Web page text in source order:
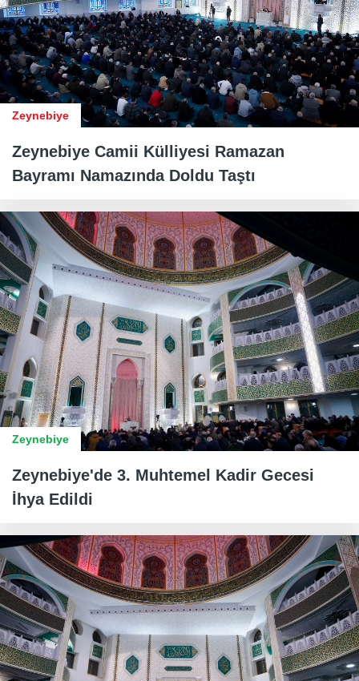
Zeynebiye
Zeynebiye Camii Külliyesi Ramazan
Bayramı Namazında Doldu Taştı
Zeynebiye
Zeynebiye'de 3. Muhtemel Kadir Gecesi
İhya Edildi